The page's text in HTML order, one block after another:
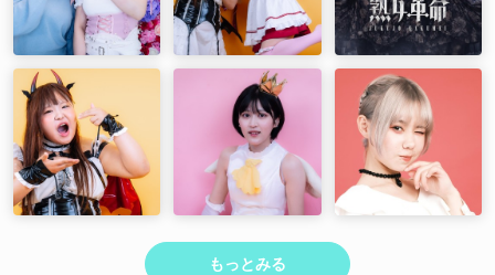
もっとみる